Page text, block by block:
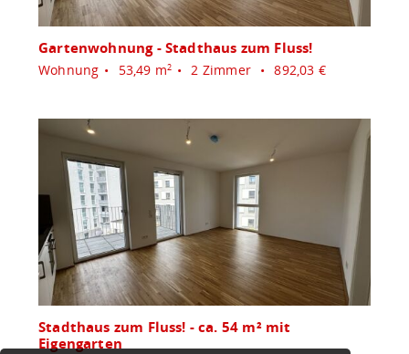
Gartenwohnung - Stadthaus zum Fluss!
Wohnung 53,49 m2 2 Zimmer 892,03 €
Stadthaus zum Fluss! - ca. 54 m² mit
Eigengarten